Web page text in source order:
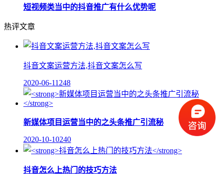
短视频类当中的抖音推广有什么优势呢
热评文章
抖音文案运营方法,抖音文案怎么写
2020-06-11 248
新媒体项目运营当中的之头条推广引流秘
2020-10-10240
抖音怎么上热门的技巧方法